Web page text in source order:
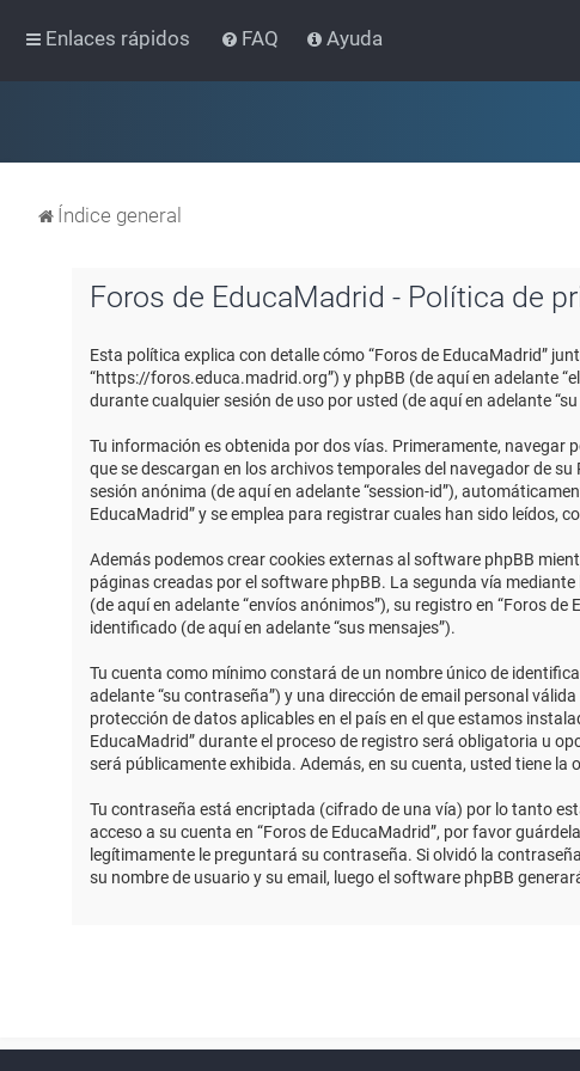
Enlaces rápidos FAQ Ayuda
Índice general
Foros de EducaMadrid - Política de
Esta política explica con detalle cómo “Foros de EducaMadrid”
“https://foros.educa.madrid.org”) y phpBB (de aquí en adelante
durante cualquier sesión de uso por usted (de aquí en adelante
Tu información es obtenida por dos vías. Primeramente, navegar
que se descargan en los archivos temporales del navegador de
sesión anónima (de aquí en adelante “session-id”),
EducaMadrid” y se emplea para registrar cuales han sido leídos,
Además podemos crear cookies externas al software phpBB
páginas creadas por el software phpBB. La segunda vía
(de aquí en adelante “envíos anónimos”), su registro en “Foros
identificado (de aquí en adelante “sus mensajes”).
Tu cuenta como mínimo constará de un nombre único de
adelante “su contraseña”) y una dirección de email personal
protección de datos aplicables en el país en el que estamos
EducaMadrid” durante el proceso de registro será obligatoria u
será públicamente exhibida. Además, en su cuenta, usted tiene
Tu contraseña está encriptada (cifrado de una vía) por lo tanto
acceso a su cuenta en “Foros de EducaMadrid”, por favor
legítimamente le preguntará su contraseña. Si olvidó la
su nombre de usuario y su email, luego el software phpBB